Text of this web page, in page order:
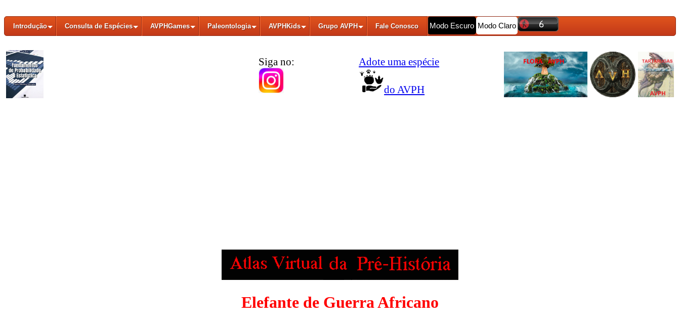
Introdução Consulta de Espécies AVPHGames Paleontologia AVPHKids Grupo AVPH Fale Conosco Modo Escuro Modo Claro
Siga no: Adote uma espécie
do AVPH
Elefante de Guerra Africano